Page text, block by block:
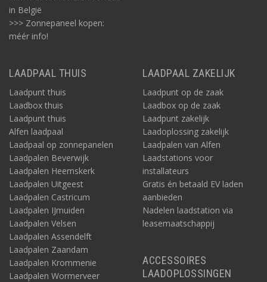
in België
>>> Zonnepaneel kopen:
méér info!
LAADPAAL THUIS
Laadpunt thuis
Laadbox thuis
Laadpunt thuis
Alfen laadpaal
Laadpaal op zonnepanelen
Laadpalen Beverwijk
Laadpalen Heemskerk
Laadpalen Uitgeest
Laadpalen Castricum
Laadpalen IJmuiden
Laadpalen Velsen
Laadpalen Assendelft
Laadpalen Zaandam
Laadpalen Krommenie
Laadpalen Wormerveer
LAADPAAL ZAKELIJK
Laadpunt op de zaak
Laadbox op de zaak
Laadpunt zakelijk
Laadoplossing zakelijk
Laadpalen van Alfen
Laadstations voor
installateurs
Gratis én betaald EV laden
aanbieden
Nadelen laadstation via
leasemaatschappij
ACCESSOIRES
LAADOPLOSSINGEN